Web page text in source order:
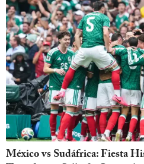
México vs Sudáfrica: Fiesta